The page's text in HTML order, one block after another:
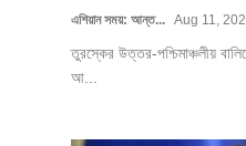
এশিয়ান সময়: আন্ত... Aug 11,
তুরস্কের উত্তর-পশ্চিমাঞ্চলীয়
আ...